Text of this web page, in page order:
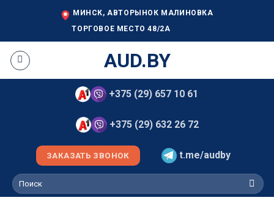
МИНСК, АВТОРЫНОК МАЛИНОВКА
ТОРГОВОЕ МЕСТО 48/2А
AUD.BY
+375 (29) 657 10 61
+375 (29) 632 26 72
ЗАКАЗАТЬ ЗВОНОК t.me/audby
Искать: